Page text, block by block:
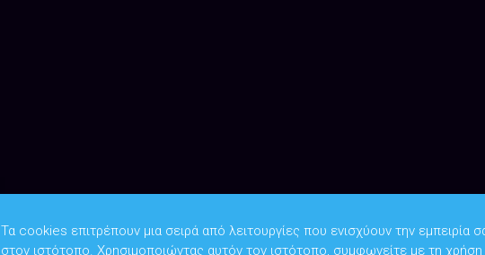
Τα cookies επιτρέπουν μια σειρά από λειτουργίες που ενισχύουν την εμπειρία
στον ιστότοπο. Χρησιμοποιώντας αυτόν τον ιστότοπο, συμφωνείτε με τη